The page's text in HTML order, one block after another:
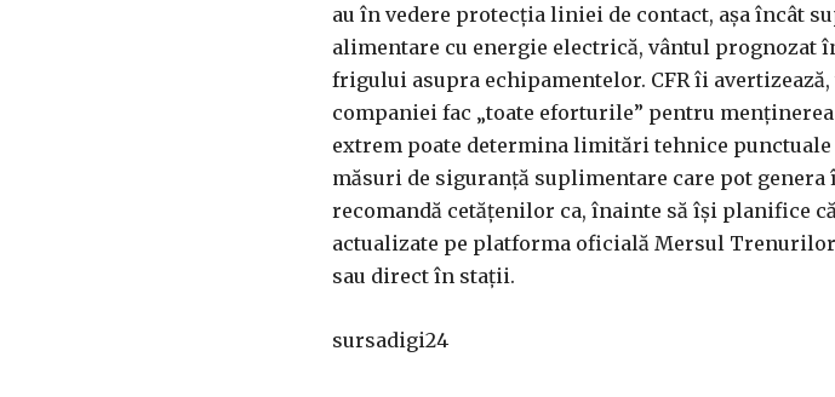
au în vedere protecţia liniei de contact, aşa încât
alimentare cu energie electrică, vântul prognozat
frigului asupra echipamentelor. CFR îi
companiei fac „toate eforturile” pentru
extrem poate determina limitări tehnice
măsuri de siguranţă suplimentare care pot genera
recomandă cetăţenilor ca, înainte să îşi planifice
actualizate pe platforma oficială Mersul
sau direct în staţii.
sursadigi24